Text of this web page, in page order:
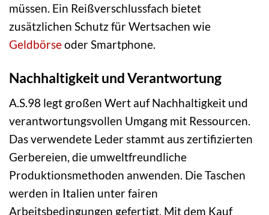
müssen. Ein Reißverschlussfach bietet
zusätzlichen Schutz für Wertsachen wie
Geldbörseoder Smartphone.
Nachhaltigkeit und Verantwortung
A.S.98 legt großen Wert auf Nachhaltigkeit und
verantwortungsvollen Umgang mit Ressourcen.
Das verwendete Leder stammt aus zertifizierten
Gerbereien, die umweltfreundliche
Produktionsmethoden anwenden. Die Taschen
werden in Italien unter fairen
Arbeitsbedingungen gefertigt. Mit dem Kauf